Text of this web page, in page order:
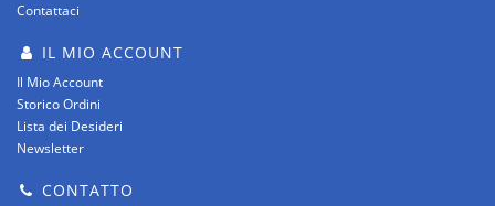
Contattaci
IL MIO ACCOUNT
Il Mio Account
Storico Ordini
Lista dei Desideri
Newsletter
CONTATTO